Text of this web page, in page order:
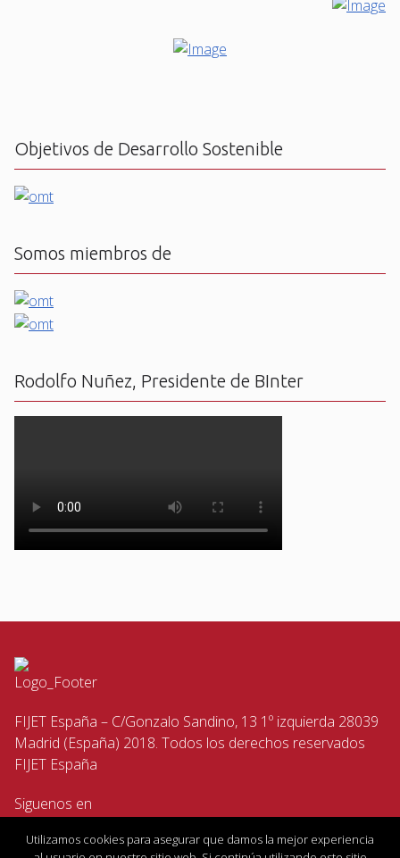
Objetivos de Desarrollo Sostenible
Somos miembros de
Rodolfo Nuñez, Presidente de BInter
FIJET España – C/Gonzalo Sandino, 13 1º izquierda 28039
Madrid (España) 2018. Todos los derechos reservados
FIJET España
Siguenos en
Utilizamos cookies para asegurar que damos la mejor experiencia